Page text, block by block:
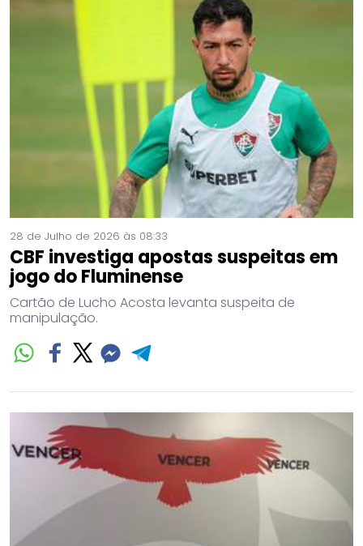
28 de Julho de 2026 às 08:33
CBF investiga apostas suspeitas em
jogo do Fluminense
Cartão de Lucho Acosta levanta suspeita de
manipulação.